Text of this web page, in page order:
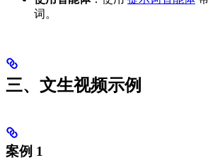
词。
三、文生视频示例
案例 1